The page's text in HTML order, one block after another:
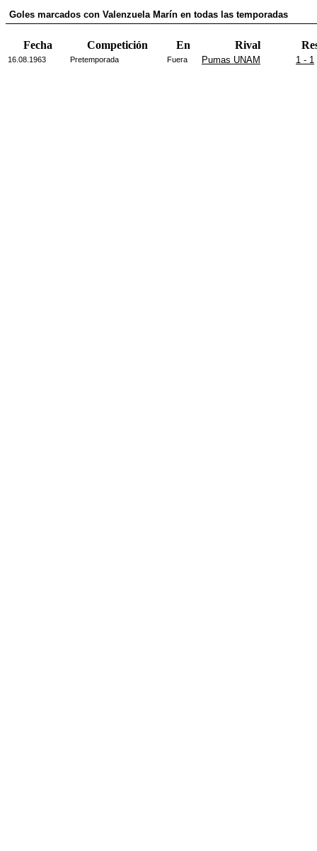
Goles marcados con Valenzuela Marín en todas las temporadas
Fecha Competición En Rival
16.08.1963 Pretemporada Fuera Pumas UNAM 1 - 1